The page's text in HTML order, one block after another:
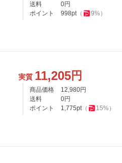
送料
0円
ポイント
998pt（ 9%）
実質 11,205円
商品価格 12,980円
送料
0円
ポイント
1,775pt（ 15%）